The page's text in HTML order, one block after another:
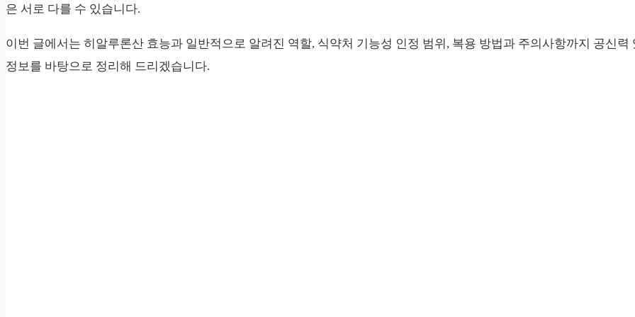
은 서로 다를 수 있습니다.
이번 글에서는 히알루론산 효능과 일반적으로 알려진 역할, 식약처 기능성 인정 범위, 복용 방법과 주의사항까지 공신력
정보를 바탕으로 정리해 드리겠습니다.